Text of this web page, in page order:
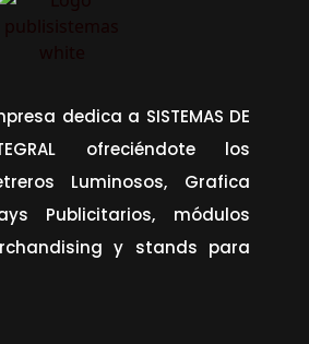
dedica a SISTEMAS DE
ofreciéndote los
Luminosos, Grafica
Publicitarios, módulos
y stands para